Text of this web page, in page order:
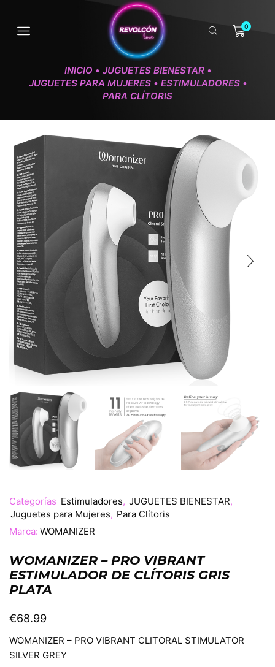
0
INICIO • JUGUETES BIENESTAR •
JUGUETES PARA MUJERES • ESTIMULADORES •
PARA CLÍTORIS
Categorías Estimuladores, JUGUETES BIENESTAR,
Juguetes para Mujeres, Para Clítoris
Marca: WOMANIZER
WOMANIZER – PRO VIBRANT
ESTIMULADOR DE CLÍTORIS GRIS
PLATA
€68.99
WOMANIZER – PRO VIBRANT CLITORAL STIMULATOR
SILVER GREY